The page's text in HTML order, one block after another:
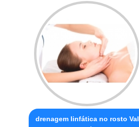
drenagem linfática no rosto Val